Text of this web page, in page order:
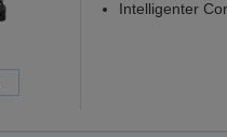
Intelligenter